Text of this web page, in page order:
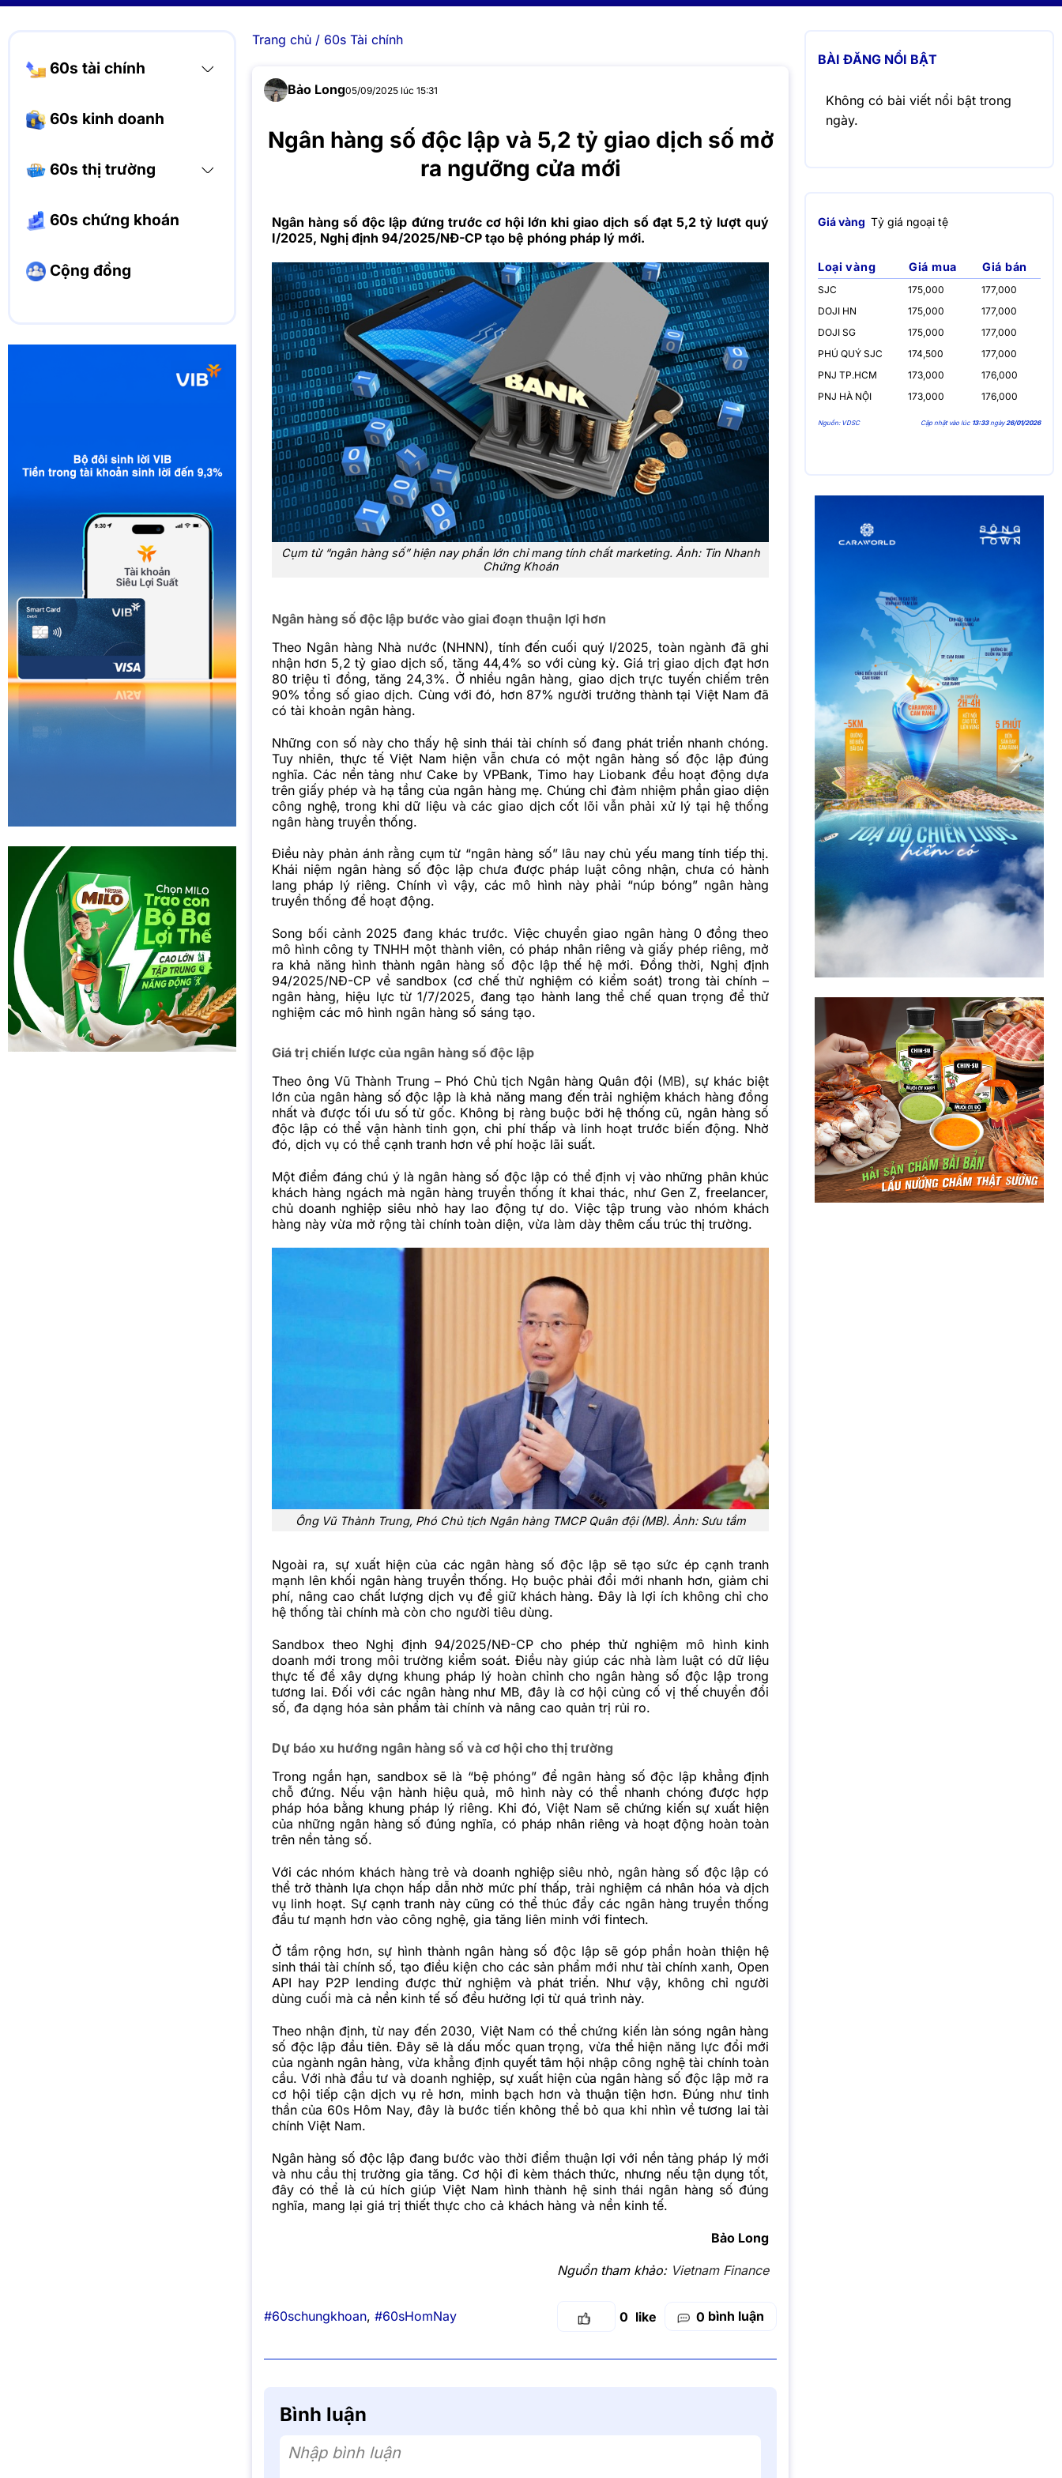
60s tài chính
60s kinh doanh
60s thị trường
60s chứng khoán
Cộng đồng
Trang chủ/ 60s Tài chính
Bảo Long05/09/2025 lúc 15:31
Ngân hàng số độc lập và 5,2 tỷ giao dịch số mở
ra ngưỡng cửa mới
Ngân hàng số độc lập đứng trước cơ hội lớn khi giao dịch số đạt 5,2 tỷ lượt quý
I/2025, Nghị định 94/2025/NĐ-CP tạo bệ phóng pháp lý mới.
Cụm từ “ngân hàng số” hiện nay phần lớn chỉ mang tính chất marketing. Ảnh: Tin Nhanh
Chứng Khoán
Ngân hàng số độc lập bước vào giai đoạn thuận lợi hơn
Theo Ngân hàng Nhà nước (NHNN), tính đến cuối quý I/2025, toàn ngành đã ghi
nhận hơn 5,2 tỷ giao dịch số, tăng 44,4% so với cùng kỳ. Giá trị giao dịch đạt hơn
80 triệu tỉ đồng, tăng 24,3%. Ở nhiều ngân hàng, giao dịch trực tuyến chiếm trên
90% tổng số giao dịch. Cùng với đó, hơn 87% người trưởng thành tại Việt Nam đã
có tài khoản ngân hàng.
Những con số này cho thấy hệ sinh thái tài chính số đang phát triển nhanh chóng.
Tuy nhiên, thực tế Việt Nam hiện vẫn chưa có một ngân hàng số độc lập đúng
nghĩa. Các nền tảng như Cake by VPBank, Timo hay Liobank đều hoạt động dựa
trên giấy phép và hạ tầng của ngân hàng mẹ. Chúng chỉ đảm nhiệm phần giao diện
công nghệ, trong khi dữ liệu và các giao dịch cốt lõi vẫn phải xử lý tại hệ thống
ngân hàng truyền thống.
Điều này phản ánh rằng cụm từ “ngân hàng số” lâu nay chủ yếu mang tính tiếp thị.
Khái niệm ngân hàng số độc lập chưa được pháp luật công nhận, chưa có hành
lang pháp lý riêng. Chính vì vậy, các mô hình này phải “núp bóng” ngân hàng
truyền thống để hoạt động.
Song bối cảnh 2025 đang khác trước. Việc chuyển giao ngân hàng 0 đồng theo
mô hình công ty TNHH một thành viên, có pháp nhân riêng và giấy phép riêng, mở
ra khả năng hình thành ngân hàng số độc lập thế hệ mới. Đồng thời, Nghị định
94/2025/NĐ-CP về sandbox (cơ chế thử nghiệm có kiểm soát) trong tài chính –
ngân hàng, hiệu lực từ 1/7/2025, đang tạo hành lang thể chế quan trọng để thử
nghiệm các mô hình ngân hàng số sáng tạo.
Giá trị chiến lược của ngân hàng số độc lập
Theo ông Vũ Thành Trung – Phó Chủ tịch Ngân hàng Quân đội (MB), sự khác biệt
lớn của ngân hàng số độc lập là khả năng mang đến trải nghiệm khách hàng đồng
nhất và được tối ưu số từ gốc. Không bị ràng buộc bởi hệ thống cũ, ngân hàng số
độc lập có thể vận hành tinh gọn, chi phí thấp và linh hoạt trước biến động. Nhờ
đó, dịch vụ có thể cạnh tranh hơn về phí hoặc lãi suất.
Một điểm đáng chú ý là ngân hàng số độc lập có thể định vị vào những phân khúc
khách hàng ngách mà ngân hàng truyền thống ít khai thác, như Gen Z, freelancer,
chủ doanh nghiệp siêu nhỏ hay lao động tự do. Việc tập trung vào nhóm khách
hàng này vừa mở rộng tài chính toàn diện, vừa làm dày thêm cấu trúc thị trường.
Ông Vũ Thành Trung, Phó Chủ tịch Ngân hàng TMCP Quân đội (MB). Ảnh: Sưu tầm
Ngoài ra, sự xuất hiện của các ngân hàng số độc lập sẽ tạo sức ép cạnh tranh
mạnh lên khối ngân hàng truyền thống. Họ buộc phải đổi mới nhanh hơn, giảm chi
phí, nâng cao chất lượng dịch vụ để giữ khách hàng. Đây là lợi ích không chỉ cho
hệ thống tài chính mà còn cho người tiêu dùng.
Sandbox theo Nghị định 94/2025/NĐ-CP cho phép thử nghiệm mô hình kinh
doanh mới trong môi trường kiểm soát. Điều này giúp các nhà làm luật có dữ liệu
thực tế để xây dựng khung pháp lý hoàn chỉnh cho ngân hàng số độc lập trong
tương lai. Đối với các ngân hàng như MB, đây là cơ hội củng cố vị thế chuyển đổi
số, đa dạng hóa sản phẩm tài chính và nâng cao quản trị rủi ro.
Dự báo xu hướng ngân hàng số và cơ hội cho thị trường
Trong ngắn hạn, sandbox sẽ là “bệ phóng” để ngân hàng số độc lập khẳng định
chỗ đứng. Nếu vận hành hiệu quả, mô hình này có thể nhanh chóng được hợp
pháp hóa bằng khung pháp lý riêng. Khi đó, Việt Nam sẽ chứng kiến sự xuất hiện
của những ngân hàng số đúng nghĩa, có pháp nhân riêng và hoạt động hoàn toàn
trên nền tảng số.
Với các nhóm khách hàng trẻ và doanh nghiệp siêu nhỏ, ngân hàng số độc lập có
thể trở thành lựa chọn hấp dẫn nhờ mức phí thấp, trải nghiệm cá nhân hóa và dịch
vụ linh hoạt. Sự cạnh tranh này cũng có thể thúc đẩy các ngân hàng truyền thống
đầu tư mạnh hơn vào công nghệ, gia tăng liên minh với fintech.
Ở tầm rộng hơn, sự hình thành ngân hàng số độc lập sẽ góp phần hoàn thiện hệ
sinh thái tài chính số, tạo điều kiện cho các sản phẩm mới như tài chính xanh, Open
API hay P2P lending được thử nghiệm và phát triển. Như vậy, không chỉ người
dùng cuối mà cả nền kinh tế số đều hưởng lợi từ quá trình này.
Theo nhận định, từ nay đến 2030, Việt Nam có thể chứng kiến làn sóng ngân hàng
số độc lập đầu tiên. Đây sẽ là dấu mốc quan trọng, vừa thể hiện năng lực đổi mới
của ngành ngân hàng, vừa khẳng định quyết tâm hội nhập công nghệ tài chính toàn
cầu. Với nhà đầu tư và doanh nghiệp, sự xuất hiện của ngân hàng số độc lập mở ra
cơ hội tiếp cận dịch vụ rẻ hơn, minh bạch hơn và thuận tiện hơn. Đúng như tinh
thần của 60s Hôm Nay, đây là bước tiến không thể bỏ qua khi nhìn về tương lai tài
chính Việt Nam.
Ngân hàng số độc lập đang bước vào thời điểm thuận lợi với nền tảng pháp lý mới
và nhu cầu thị trường gia tăng. Cơ hội đi kèm thách thức, nhưng nếu tận dụng tốt,
đây có thể là cú hích giúp Việt Nam hình thành hệ sinh thái ngân hàng số đúng
nghĩa, mang lại giá trị thiết thực cho cả khách hàng và nền kinh tế.
Bảo Long
Nguồn tham khảo: Vietnam Finance
#60schungkhoan, #60sHomNay 0 0 bình luận
Bình luận
Nhập bình luận
BÀI ĐĂNG NỔI BẬT
Không có bài viết nổi bật trong
ngày.
Giá vàng Tỷ giá ngoại tệ
Loại vàng Giá mua Giá bán
SJC 175,000
177,000
DOJI HN
175,000
177,000
DOJI SG
175,000
177,000
PHÚ QUÝ SJC
174,500
177,000
PNJ TP.HCM
173,000
176,000
PNJ HÀ NỘI
173,000 176,000
Nguồn: VDSC Cập nhật vào lúc 13:33ngày26/01/2026